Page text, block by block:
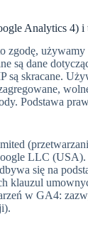
Analytics 4) i
zgodę,
są dane
są skracane.
Podstawa
LLC (USA).
się na
klauzul
w GA4: